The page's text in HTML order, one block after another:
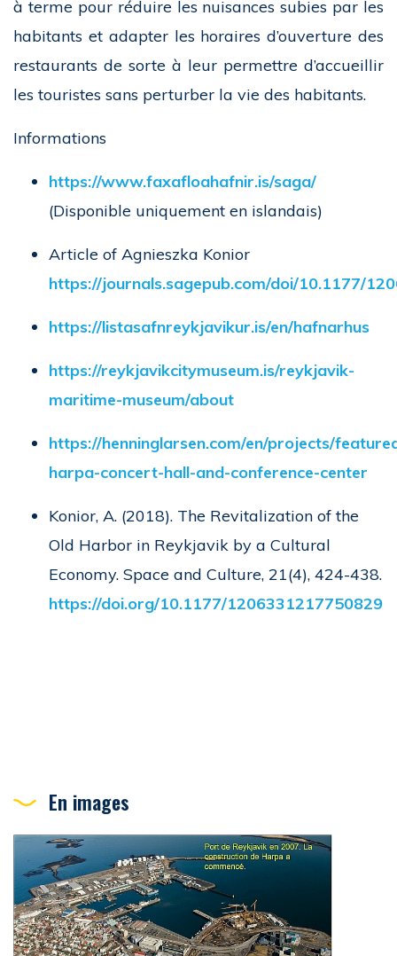
à terme pour réduire les nuisances subies par les
habitants et adapter les horaires d’ouverture des
restaurants de sorte à leur permettre d’accueillir
les touristes sans perturber la vie des habitants.
Informations
https://www.faxafloahafnir.is/saga/
(Disponible uniquement en islandais)
Article of Agnieszka Konior
https://journals.sagepub.com/doi/10.1177/
https://listasafnreykjavikur.is/en/hafnarhus
https://reykjavikcitymuseum.is/reykjavik-
maritime-museum/about
https://henninglarsen.com/en/projects/
harpa-concert-hall-and-conference-center
Konior, A. (2018). The Revitalization of the
Old Harbor in Reykjavik by a Cultural
Economy. Space and Culture, 21(4), 424-438.
https://doi.org/10.1177/1206331217750829
En images